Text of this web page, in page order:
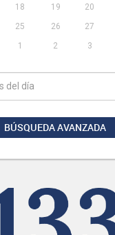
18 19 20
25 26 27
1 2 3
BÚSQUEDA AVANZADA